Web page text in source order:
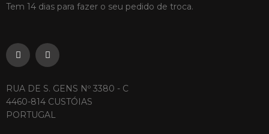
Tem 14 dias para fazer o seu pedido de troca.
RUA DE S. GENS Nº 3380 - C
4460-814 CUSTÓIAS
PORTUGAL